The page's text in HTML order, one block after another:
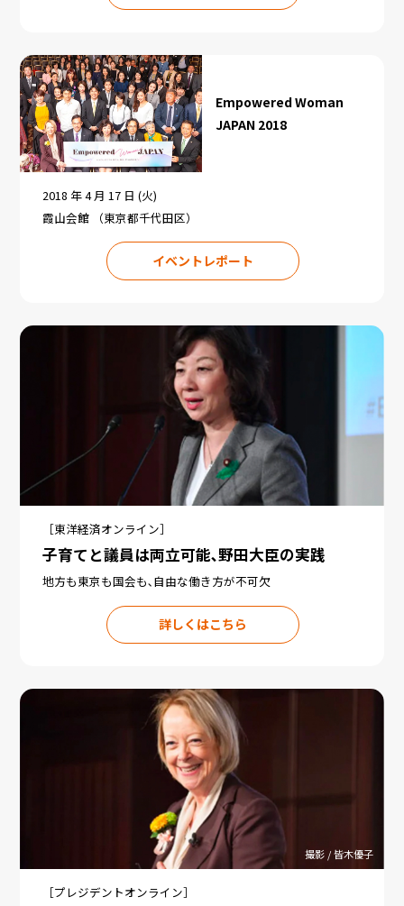
Empowered Woman
JAPAN 2018
2018 年 4 月 17 日 (火)
霞山会館 （東京都千代田区）
イベントレポート
［東洋経済オンライン］
子育てと議員は両立可能､野田大臣の実践
地方も東京も国会も､自由な働き方が不可欠
詳しくはこちら
撮影 / 皆木優子
［プレジデントオンライン］